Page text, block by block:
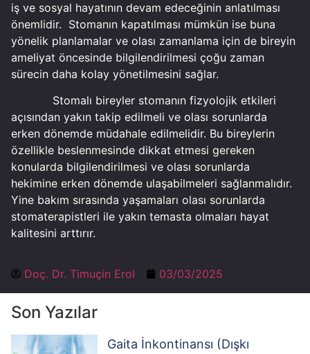
iş ve sosyal hayatının devam edeceğinin anlatılması
önemlidir. Stomanın kapatılması mümkün ise buna
yönelik planlamalar ve olası zamanlama için de bireyin
ameliyat öncesinde bilgilendirilmesi çoğu zaman
sürecin daha kolay yönetilmesini sağlar.
Stomalı bireyler stomanın fizyolojik etkileri
açısından yakın takip edilmeli ve olası sorunlarda
erken dönemde müdahale edilmelidir. Bu bireylerin
özellikle beslenmesinde dikkat etmesi gereken
konularda bilgilendirilmesi ve olası sorunlarda
hekimine erken dönemde ulaşabilmeleri sağlanmalıdır.
Yine bakım sırasında yaşamaları olası sorunlarda
stomaterapistleri ile yakın temasta olmaları hayat
kalitesini arttırır.
Doç. Dr. Timuçin Erol 03/03/2025
Son Yazılar
Gaita İnkontinansı (Dışkı